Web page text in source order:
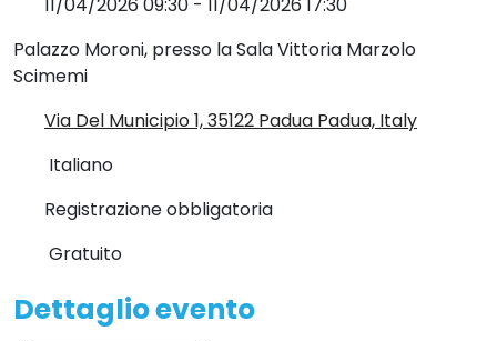
Palazzo Moroni, presso la Sala Vittoria Marzolo
Scimemi
Via Del Municipio 1, 35122 Padua Padua, Italy
Italiano
Registrazione obbligatoria
Gratuito
Dettaglio evento